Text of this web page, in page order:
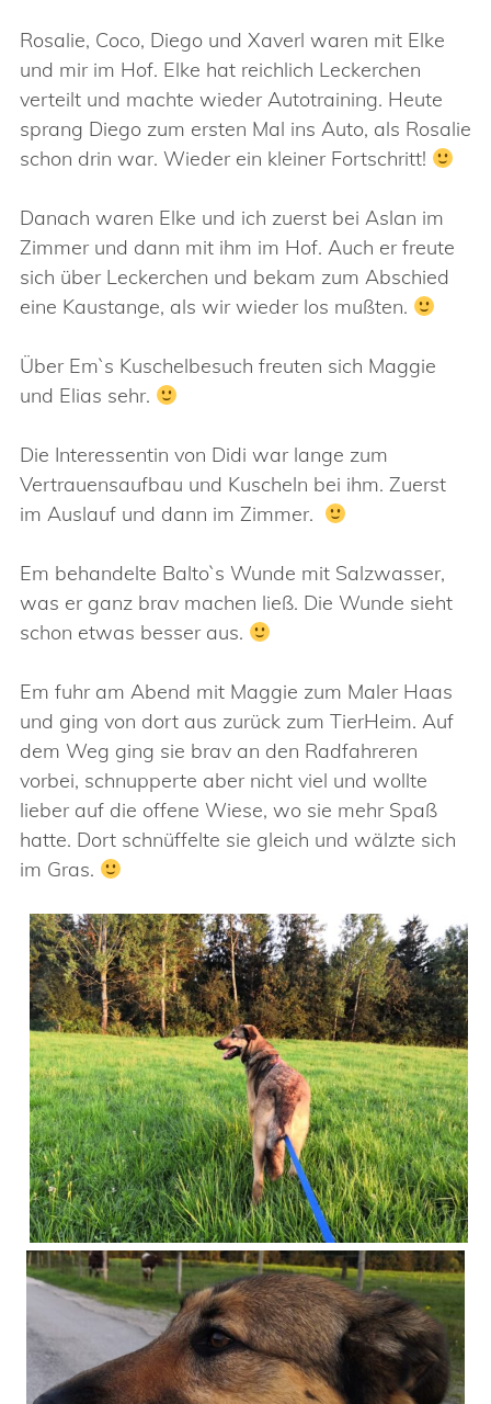
Rosalie, Coco, Diego und Xaverl waren mit Elke
und mir im Hof. Elke hat reichlich Leckerchen
verteilt und machte wieder Autotraining. Heute
sprang Diego zum ersten Mal ins Auto, als Rosalie
schon drin war. Wieder ein kleiner Fortschritt!
Danach waren Elke und ich zuerst bei Aslan im
Zimmer und dann mit ihm im Hof. Auch er freute
sich über Leckerchen und bekam zum Abschied
eine Kaustange, als wir wieder los mußten.
Über Em`s Kuschelbesuch freuten sich Maggie
und Elias sehr.
Die Interessentin von Didi war lange zum
Vertrauensaufbau und Kuscheln bei ihm. Zuerst
im Auslauf und dann im Zimmer.
Em behandelte Balto`s Wunde mit Salzwasser,
was er ganz brav machen ließ. Die Wunde sieht
schon etwas besser aus.
Em fuhr am Abend mit Maggie zum Maler Haas
und ging von dort aus zurück zum TierHeim. Auf
dem Weg ging sie brav an den Radfahreren
vorbei, schnupperte aber nicht viel und wollte
lieber auf die offene Wiese, wo sie mehr Spaß
hatte. Dort schnüffelte sie gleich und wälzte sich
im Gras.